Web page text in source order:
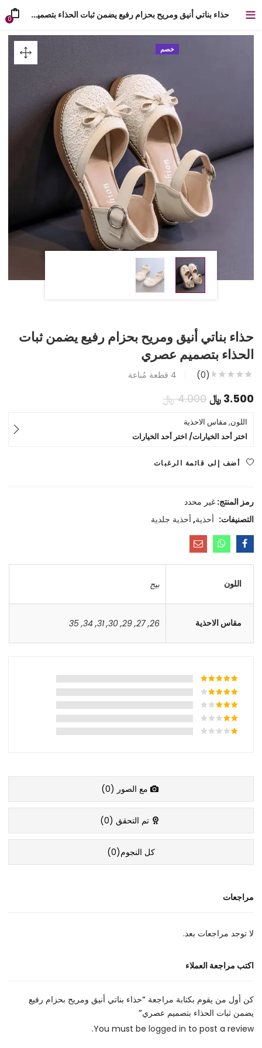
حذاء بناتي أنيق ومريح بحزام رفيع يضمن ثبات الحذاء بتصميم عصري 0
خصم
حذاء بناتي أنيق ومريح بحزام رفيع يضمن ثبات
الحذاء بتصميم عصري
(0)
4 قطعة مُباعة
3.500 ﷼السعر
الحالي
هو:
3.500 ﷼.
4.000 ﷼السعر
هو:
4.000 ﷼.
اللون, مقاس الاحذية
اختر أحد الخيارات/ اختر أحد الخيارات
أضف إلى قائمة الرغبات
رمز المنتج:غير محدد
التصنيفات: أحذية, أحذية جلدية
اللون بيج
مقاس الاحذية 26
,
27
,
29
,
30
,
31
,
34
,
35
مع الصور (0
)
تم التحقق (0
)
كل النجوم(0
)
مراجعات
لا توجد مراجعات بعد.
اكتب مراجعة العملاء
كن أول من يقوم بكتابة مراجعة “حذاء بناتي أنيق ومريح بحزام رفيع
يضمن ثبات الحذاء بتصميم عصري”
You must be logged in to post a review.